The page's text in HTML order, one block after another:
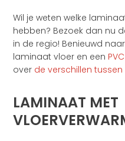
Wil je weten welke
hebben? Bezoek dan nu
in de regio! Benieuwd
laminaat vloer en een
over de verschillen
LAMINAAT MET